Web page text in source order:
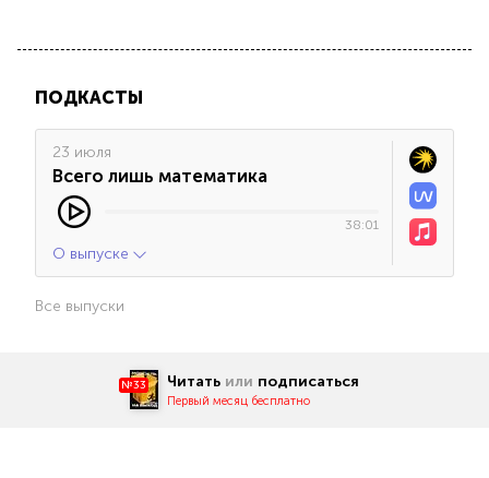
ПОДКАСТЫ
23 июля
Всего лишь математика
38:01
О выпуске
Все выпуски
№33 Читать или подписаться
Первый месяц бесплатно